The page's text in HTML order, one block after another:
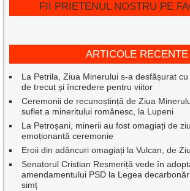
FII PRIETENUL NOSTRU PE
ARTICOLE RECENTE
La Petrila, Ziua Minerului s-a desfășurat
de trecut și încredere pentru viitor
Ceremonii de recunoștință de Ziua
suflet a mineritului românesc, la Lupeni
La Petroșani, minerii au fost omagiați de
emoționantă ceremonie
Eroii din adâncuri omagiați la Vulcan, de
Senatorul Cristian Resmeriță vede în
amendamentului PSD la Legea
simț